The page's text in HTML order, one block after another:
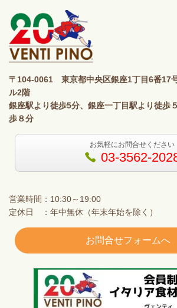
〒104-0061 東京都中央区銀座1丁目6番17
ル2階
銀座駅より徒歩5分、銀座一丁目駅より徒歩
歩８分
お気軽にお問合せください
03-3562-
営業時間：10:30～19:00
定休日 ：年中無休（年末年始を除く）
お問合せフォームへ